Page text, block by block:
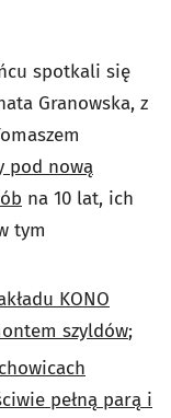
spotkali się
Granowska, z
pod nową
na 10 lat, ich
tym
KONO
szyldów;
pełną parą i